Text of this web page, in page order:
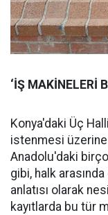
‘İŞ MAKİNELERİ
Konya'daki Üç
istenmesi üzerine
Anadolu'daki
gibi, halk
anlatısı olarak
kayıtlarda bu tür